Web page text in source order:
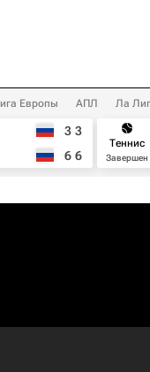
Европы АПЛ Ла
3 3
6 6
Теннис
Завершен